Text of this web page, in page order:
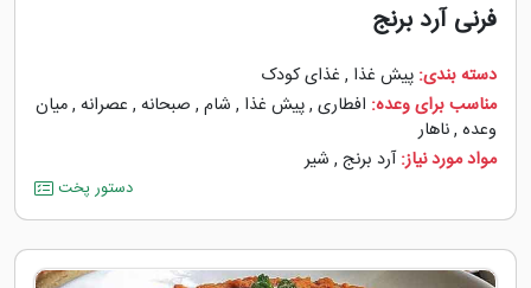
فرنی آرد برنج
دسته بندی: پیش غذا , غذای کودک
مناسب برای وعده: افطاری ,پیش غذا , شام , صبحانه , عصرانه ,میان
وعده ,ناهار
مواد مورد نیاز: آرد برنج , شیر
دستور پخت